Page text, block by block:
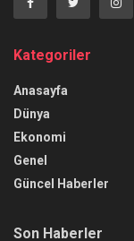
Kategoriler
Anasayfa
Dünya
Ekonomi
Genel
Güncel Haberler
Son Haberler